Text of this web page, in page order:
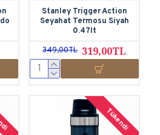
Stanley Trigger Action
Seyahat Termosu Siyah
0.47lt
319,00TL
349,00TL
Tükendi